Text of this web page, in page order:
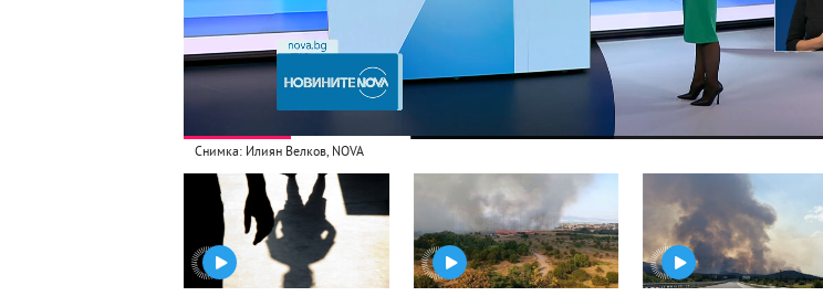
Снимка: Илиян Велков, NOVA